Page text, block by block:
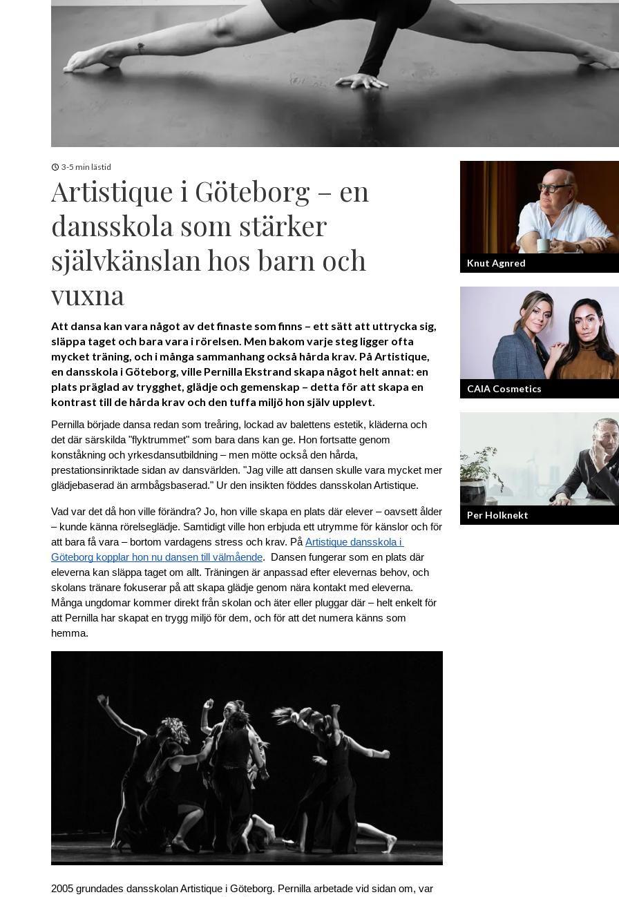
3-5 min lästid
Artistique i Göteborg – en
dansskola som stärker
självkänslan hos barn och
vuxna
Att dansa kan vara något av det finaste som finns – ett sätt att uttrycka sig,
släppa taget och bara vara i rörelsen. Men bakom varje steg ligger ofta
mycket träning, och i många sammanhang också hårda krav. På Artistique,
en dansskola i Göteborg, ville Pernilla Ekstrand skapa något helt annat: en
plats präglad av trygghet, glädje och gemenskap – detta för att skapa en
kontrast till de hårda krav och den tuffa miljö hon själv upplevt.
Pernilla började dansa redan som treåring, lockad av balettens estetik, kläderna och
det där särskilda "flyktrummet" som bara dans kan ge. Hon fortsatte genom
konståkning och yrkesdansutbildning – men mötte också den hårda,
prestationsinriktade sidan av dansvärlden. "Jag ville att dansen skulle vara mycket mer
glädjebaserad än armbågsbaserad." Ur den insikten föddes dansskolan Artistique.
Vad var det då hon ville förändra? Jo, hon ville skapa en plats där elever – oavsett ålder
– kunde känna rörelseglädje. Samtidigt ville hon erbjuda ett utrymme för känslor och för
att bara få vara – bortom vardagens stress och krav. På Artistique dansskola i
Göteborg kopplar hon nu dansen till välmående.  Dansen fungerar som en plats där
eleverna kan släppa taget om allt. Träningen är anpassad efter elevernas behov, och
skolans tränare fokuserar på att skapa glädje genom nära kontakt med eleverna.
Många ungdomar kommer direkt från skolan och äter eller pluggar där – helt enkelt för
att Pernilla har skapat en trygg miljö för dem, och för att det numera känns som
hemma.
2005 grundades dansskolan Artistique i Göteborg. Pernilla arbetade vid sidan om, var
Knut Agnred
Knut Agnred är mannen och den
legenden inom spektakulära utfall och
dramatisk tänkvärdhet.
CAIA Cosmetics
Skönhet är bra självkänsla och ett
leende enligt grundarna av det nya
raketvarumärket inom smink: CAIA
Cosmetics.
Per Holknekt